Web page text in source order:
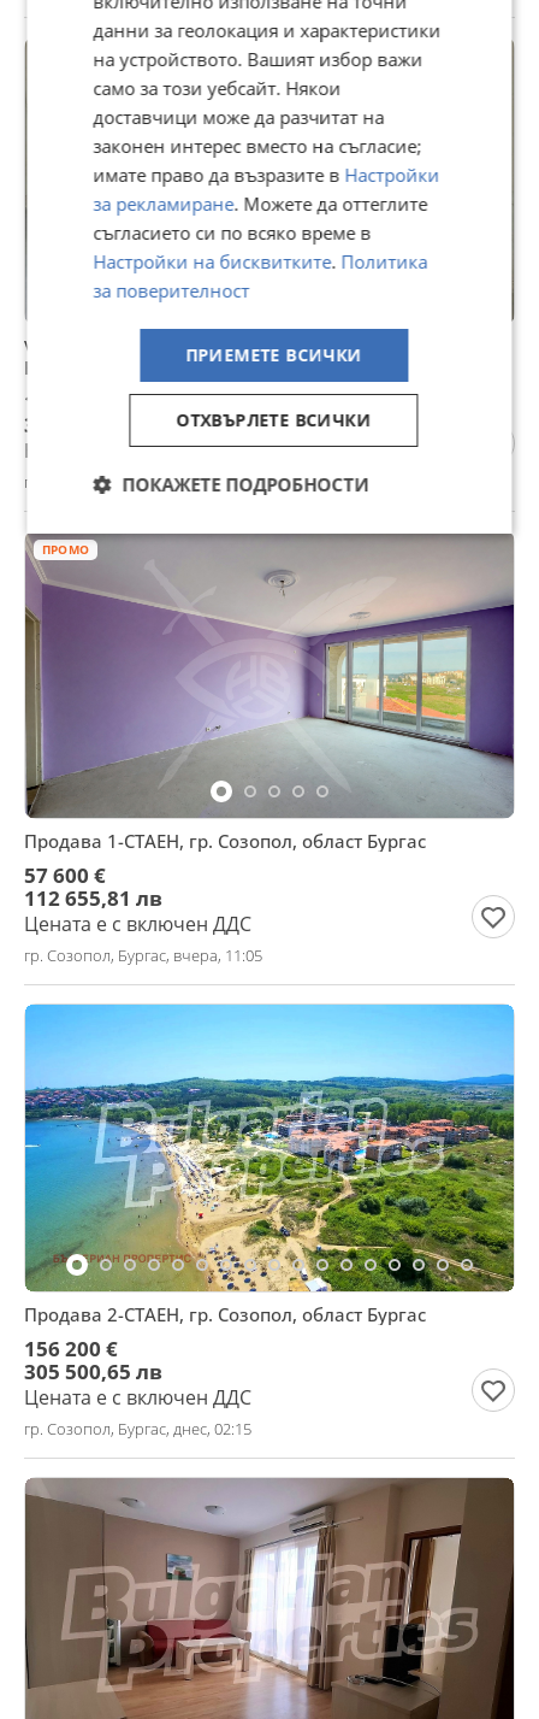
VW Touareg VW Touareg 3.6 V6 R-Line | 1 собственик от
НОВА |
18 950 €
37 062,98 лв
Не се начислява ДДС
гр. Созопол, Бургас, вчера, 15:00
ПРОМО
Продава 1-СТАЕН, гр. Созопол, област Бургас
57 600 €
112 655,81 лв
Цената е с включен ДДС
гр. Созопол, Бургас, вчера, 11:05
Продава 2-СТАЕН, гр. Созопол, област Бургас
156 200 €
305 500,65 лв
Цената е с включен ДДС
гр. Созопол, Бургас, днес, 02:15
данни за геолокация и характеристики
на устройството. Вашият избор важи
само за този уебсайт. Някои
доставчици може да разчитат на
законен интерес вместо на съгласие;
имате право да възразите в Настройки
за рекламиране. Можете да оттеглите
съгласието си по всяко време в
Настройки на бисквитките. Политика
за поверителност
ПРИЕМЕТЕ ВСИЧКИ
ОТХВЪРЛЕТЕ ВСИЧКИ
ПОКАЖЕТЕ ПОДРОБНОСТИ